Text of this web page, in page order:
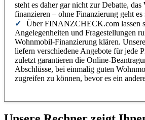
steht es daher gar nicht zur Debatte,
finanzieren – ohne Finanzierung geht
Über FINANZCHECK.com lassen
Angelegenheiten und Fragestellungen
Wohnmobil-Finanzierung klären.
liefern verschiedene Angebote für jede
zuletzt garantieren die Online-
Abschlüsse, bei einmalig guten
zugreifen zu können, bevor es ein